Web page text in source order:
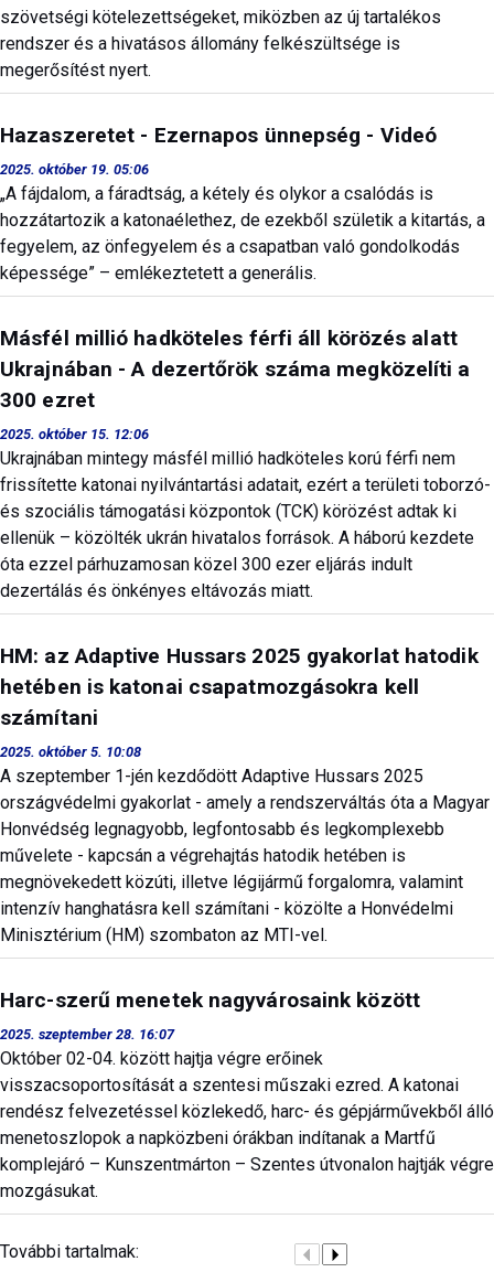
szövetségi kötelezettségeket, miközben az új tartalékos
rendszer és a hivatásos állomány felkészültsége is
megerősítést nyert.
Hazaszeretet - Ezernapos ünnepség - Videó
2025. október 19. 05:06
„A fájdalom, a fáradtság, a kétely és olykor a csalódás is
hozzátartozik a katonaélethez, de ezekből születik a kitartás, a
fegyelem, az önfegyelem és a csapatban való gondolkodás
képessége” – emlékeztetett a generális.
Másfél millió hadköteles férfi áll körözés alatt
Ukrajnában - A dezertőrök száma megközelíti a
300 ezret
2025. október 15. 12:06
Ukrajnában mintegy másfél millió hadköteles korú férfi nem
frissítette katonai nyilvántartási adatait, ezért a területi toborzó-
és szociális támogatási központok (TCK) körözést adtak ki
ellenük – közölték ukrán hivatalos források. A háború kezdete
óta ezzel párhuzamosan közel 300 ezer eljárás indult
dezertálás és önkényes eltávozás miatt.
HM: az Adaptive Hussars 2025 gyakorlat hatodik
hetében is katonai csapatmozgásokra kell
számítani
2025. október 5. 10:08
A szeptember 1-jén kezdődött Adaptive Hussars 2025
országvédelmi gyakorlat - amely a rendszerváltás óta a Magyar
Honvédség legnagyobb, legfontosabb és legkomplexebb
művelete - kapcsán a végrehajtás hatodik hetében is
megnövekedett közúti, illetve légijármű forgalomra, valamint
intenzív hanghatásra kell számítani - közölte a Honvédelmi
Minisztérium (HM) szombaton az MTI-vel.
Harc-szerű menetek nagyvárosaink között
2025. szeptember 28. 16:07
Október 02-04. között hajtja végre erőinek
visszacsoportosítását a szentesi műszaki ezred. A katonai
rendész felvezetéssel közlekedő, harc- és gépjárművekből álló
menetoszlopok a napközbeni órákban indítanak a Martfű
komplejáró – Kunszentmárton – Szentes útvonalon hajtják végre
mozgásukat.
További tartalmak: